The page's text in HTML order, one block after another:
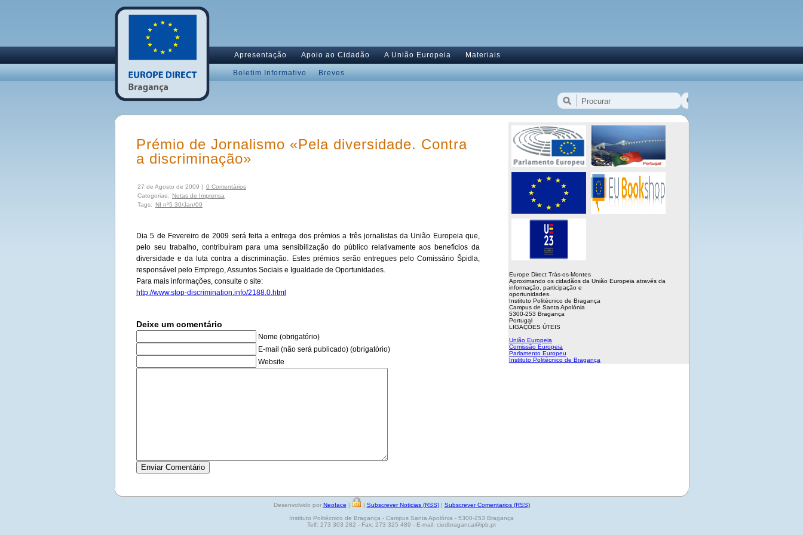
Apresentação Apoio ao Cidadão A União Europeia Materiais
Boletim Informativo Breves
Prémio de Jornalismo «Pela diversidade. Contra
a discriminação»
27 de Agosto de 2009 | 0 Comentários
Categorias:
Notas de Imprensa
Tags:
NI nº5 30/Jan/09
Dia 5 de Fevereiro de 2009 será feita a entrega dos prémios a três jornalistas da União Europeia que,
pelo seu trabalho, contribuíram para uma sensibilização do público relativamente aos benefícios da
diversidade e da luta contra a discriminação. Estes prémios serão entregues pelo Comissário Špidla,
responsável pelo Emprego, Assuntos Sociais e Igualdade de Oportunidades.
Para mais informações, consulte o site:
http://www.stop-discrimination.info/2188.0.html
Deixe um comentário
Nome (obrigatório)
E-mail (não será publicado) (obrigatório)
Website
Europe Direct Trás-os-Montes
Aproximando os cidadãos da União Europeia através da
informação, participação e
oportunidades.
Instituto Politécnico de Bragança
Campus de Santa Apolónia
5300-253 Bragança
Portugal
LIGAÇÕES ÚTEIS
União Europeia
Comissão Europeia
Parlamento Europeu
Instituto Politécnico de Bragança
Desenvolvido por Neoface | | Subscrever Noticias (RSS)| Subscrever Comentarios (RSS)
Instituto Politécnico de Bragança - Campus Santa Apolónia - 5300-253 Bragança
Telf: 273 303 282 - Fax: 273 325 489 - E-mail: ciedbraganca@ipb.pt